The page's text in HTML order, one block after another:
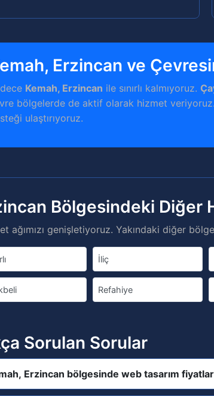
Erzincan ve
Kemah, Erzincan ile sınırlı kalmıyoruz.
bölgelerde de aktif olarak hizmet
ulaştırıyoruz.
Bölgesindeki Diğer
ağımızı genişletiyoruz. Yakındaki diğer
İliç
Refahiye
Sorulan Sorular
Erzincan bölgesinde web tasarım